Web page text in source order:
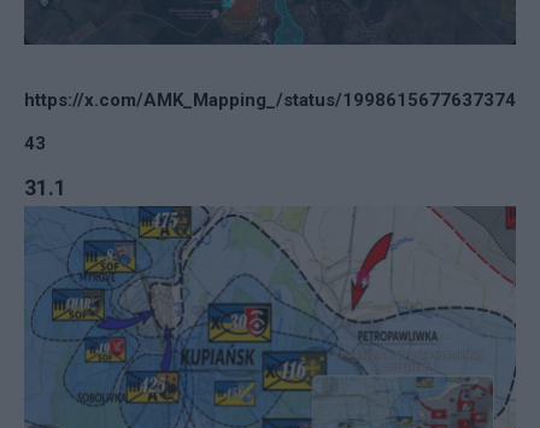
https://x.com/AMK_Mapping_/status/1998615677637374
43
31.1